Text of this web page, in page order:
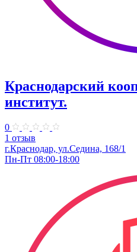
Краснодарский
институт.
0
1 отзыв
г.Краснодар, ул.Седина, 168/1
Пн-Пт 08:00-18:00